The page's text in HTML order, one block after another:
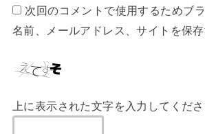
次回のコメントで使用するためブ
名前、メールアドレス、サイトを保存
上に表示された文字を入力してくださ